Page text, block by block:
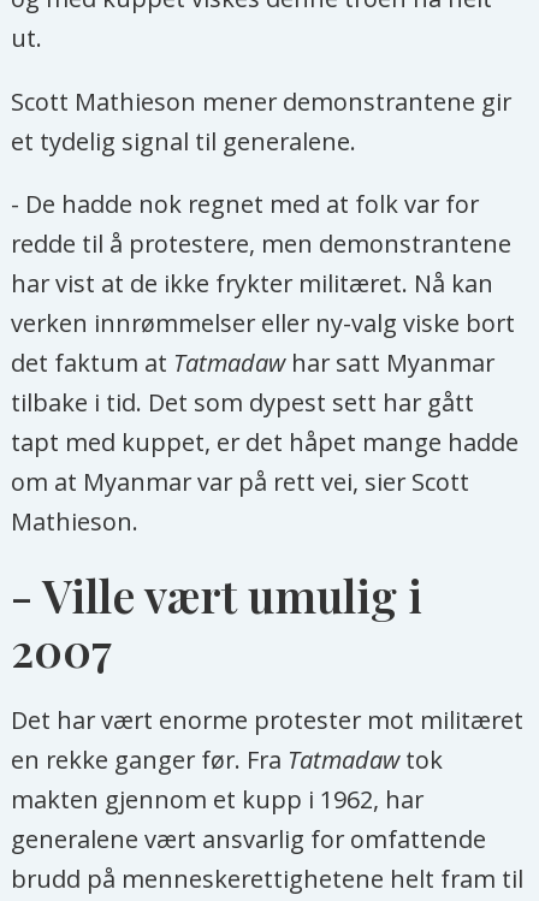
ut.
Scott Mathieson mener demonstrantene gir
et tydelig signal til generalene.
- De hadde nok regnet med at folk var for
redde til å protestere, men demonstrantene
har vist at de ikke frykter militæret. Nå kan
verken innrømmelser eller ny-valg viske bort
det faktum at Tatmadawhar satt Myanmar
tilbake i tid. Det som dypest sett har gått
tapt med kuppet, er det håpet mange hadde
om at Myanmar var på rett vei, sier Scott
Mathieson.
- Ville vært umulig i
2007
Det har vært enorme protester mot militæret
en rekke ganger før. Fra Tatmadawtok
makten gjennom et kupp i 1962, har
generalene vært ansvarlig for omfattende
brudd på menneskerettighetene helt fram til